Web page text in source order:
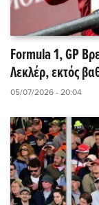
Formula 1, GP
Λεκλέρ, εκτός
05/07/2026 - 20:04